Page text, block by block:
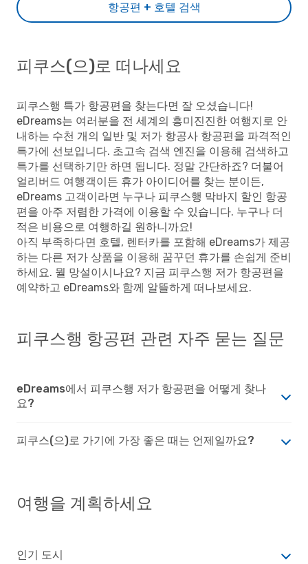
항공편 + 호텔 검색
피쿠스(으)로 떠나세요
피쿠스행 특가 항공편을 찾는다면 잘 오셨습니다!
eDreams는 여러분을 전 세계의 흥미진진한 여행지로 안
내하는 수천 개의 일반 및 저가 항공사 항공편을 파격적인
특가에 선보입니다. 초고속 검색 엔진을 이용해 검색하고
특가를 선택하기만 하면 됩니다. 정말 간단하죠? 더불어
얼리버드 여행객이든 휴가 아이디어를 찾는 분이든,
eDreams 고객이라면 누구나 피쿠스행 막바지 할인 항공
편을 아주 저렴한 가격에 이용할 수 있습니다. 누구나 더
적은 비용으로 여행하길 원하니까요!
아직 부족하다면 호텔, 렌터카를 포함해 eDreams가 제공
하는 다른 저가 상품을 이용해 꿈꾸던 휴가를 손쉽게 준비
하세요. 뭘 망설이시나요? 지금 피쿠스행 저가 항공편을
예약하고 eDreams와 함께 알뜰하게 떠나보세요.
피쿠스행 항공편 관련 자주 묻는 질문
eDreams에서 피쿠스행 저가 항공편을 어떻게 찾나
요?
피쿠스(으)로 가기에 가장 좋은 때는 언제일까요?
여행을 계획하세요
인기 도시